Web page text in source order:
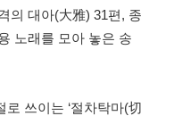
의 대아(大雅) 31편, 종
노래를 모아 놓은 송
쓰이는 ‘절차탁마(切